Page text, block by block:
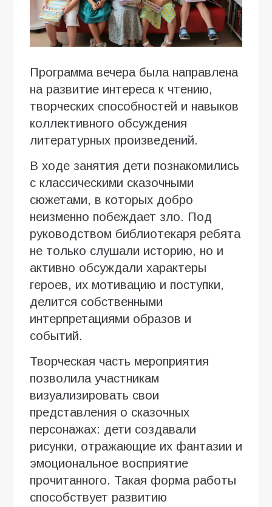
Программа вечера была направлена
на развитие интереса к чтению,
творческих способностей и навыков
коллективного обсуждения
литературных произведений.
В ходе занятия дети познакомились
с классическими сказочными
сюжетами, в которых добро
неизменно побеждает зло. Под
руководством библиотекаря ребята
не только слушали историю, но и
активно обсуждали характеры
героев, их мотивацию и поступки,
делится собственными
интерпретациями образов и
событий.
Творческая часть мероприятия
позволила участникам
визуализировать свои
представления о сказочных
персонажах: дети создавали
рисунки, отражающие их фантазии и
эмоциональное восприятие
прочитанного. Такая форма работы
способствует развитию